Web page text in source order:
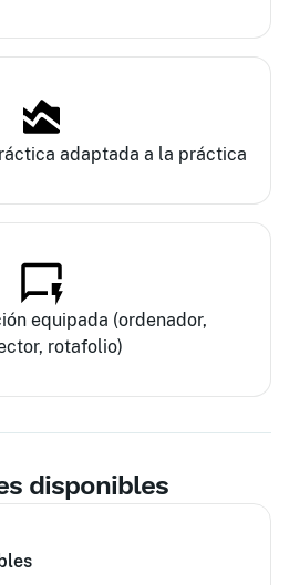
adaptada a la práctica
equipada (ordenador,
rotafolio)
disponibles